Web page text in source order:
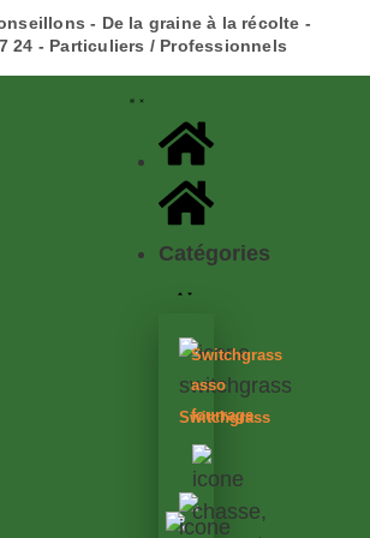
- De la graine à la récolte -
24 - Particuliers / Professionnels
Catégories
Switchgrass
Switchgrass
asso
fourrage